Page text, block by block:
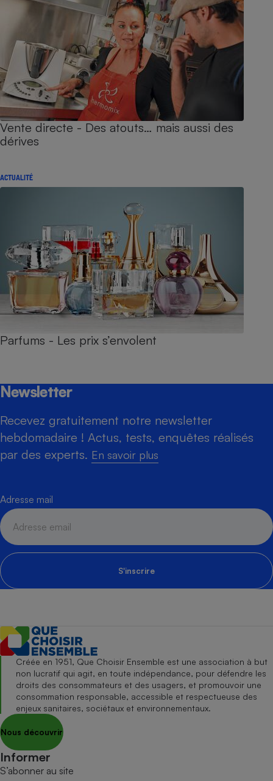
Vente directe - Des atouts… mais aussi des
dérives
ACTUALITÉ
Parfums - Les prix s’envolent
Newsletter
Recevez gratuitement notre newsletter
hebdomadaire ! Actus, tests, enquêtes réalisés
par des experts. En savoir plus
Adresse mail
S'inscrire
Créée en 1951, Que Choisir Ensemble est une association à but
non lucratif qui agit, en toute indépendance, pour défendre les
droits des consommateurs et des usagers, et promouvoir une
consommation responsable, accessible et respectueuse des
enjeux sanitaires, sociétaux et environnementaux.
Nous découvrir
Informer
S’abonner au site